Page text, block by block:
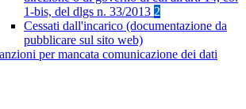
1-bis, del dlgs n. 33/2013 2
Cessati dall'incarico (documentazione da
pubblicare sul sito web)
per mancata comunicazione dei dati